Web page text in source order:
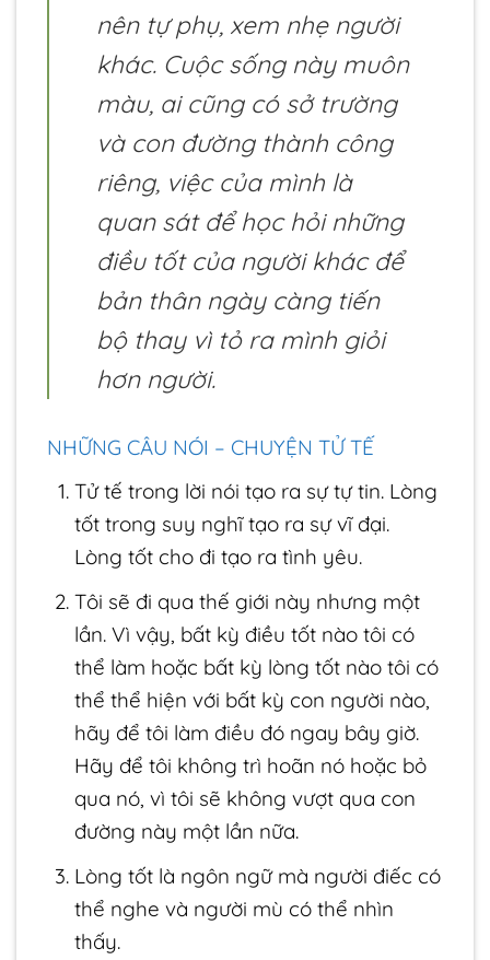
nên tự phụ, xem nhẹ người
khác. Cuộc sống này muôn
màu, ai cũng có sở trường
và con đường thành công
riêng, việc của mình là
quan sát để học hỏi những
điều tốt của người khác để
bản thân ngày càng tiến
bộ thay vì tỏ ra mình giỏi
hơn người.
NHỮNG CÂU NÓI – CHUYỆN TỬ TẾ
Tử tế trong lời nói tạo ra sự tự tin. Lòng
tốt trong suy nghĩ tạo ra sự vĩ đại.
Lòng tốt cho đi tạo ra tình yêu.
Tôi sẽ đi qua thế giới này nhưng một
lần. Vì vậy, bất kỳ điều tốt nào tôi có
thể làm hoặc bất kỳ lòng tốt nào tôi có
thể thể hiện với bất kỳ con người nào,
hãy để tôi làm điều đó ngay bây giờ.
Hãy để tôi không trì hoãn nó hoặc bỏ
qua nó, vì tôi sẽ không vượt qua con
đường này một lần nữa.
Lòng tốt là ngôn ngữ mà người điếc có
thể nghe và người mù có thể nhìn
thấy.